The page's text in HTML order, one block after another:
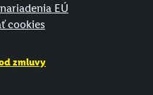
EÚ
cookies
zmluvy